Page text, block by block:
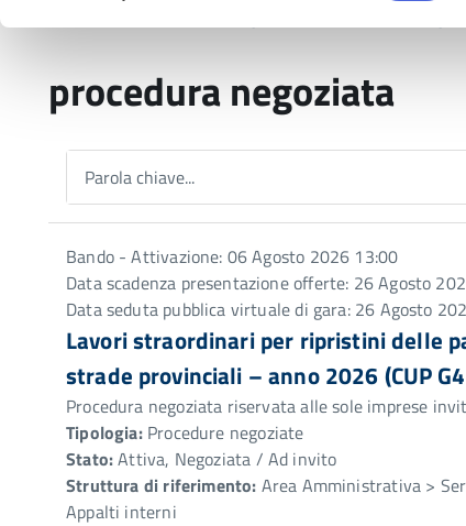
procedura negoziata
Parola chiave...
Bando - Attivazione: 06 Agosto 2026 13:00
Data scadenza presentazione offerte: 26 Agosto
Data seduta pubblica virtuale di gara: 26 Agosto
Lavori straordinari per ripristini delle
strade provinciali – anno 2026 (CUP
Procedura negoziata riservata alle sole imprese
Tipologia:Procedure negoziate
Stato:Attiva, Negoziata / Ad invito
Struttura di riferimento: Area Amministrativa >
Appalti interni